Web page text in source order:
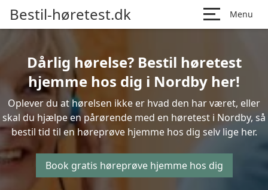
Bestil-høretest.dk Menu
Dårlig hørelse? Bestil høretest
hjemme hos dig i Nordby her!
Oplever du at hørelsen ikke er hvad den har været, eller
skal du hjælpe en pårørende med en høretest i Nordby, så
bestil tid til en høreprøve hjemme hos dig selv lige her.
Book gratis høreprøve hjemme hos dig